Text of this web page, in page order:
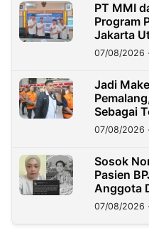
PT MMI
Program
Jakarta
07/08/2026
Jadi
Sebagai
07/08/2026
Sosok
Pasien
Anggota
Lukman
07/08/2026